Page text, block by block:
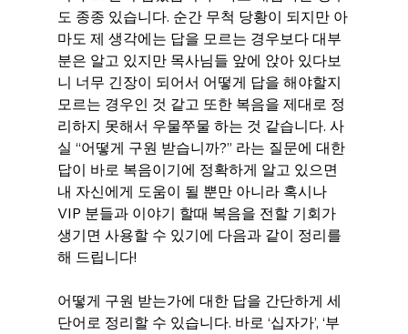
도 종종 있습니다. 순간 무척 당황이 되지만 아
마도 제 생각에는 답을 모르는 경우보다 대부
분은 알고 있지만 목사님들 앞에 앉아 있다보
니 너무 긴장이 되어서 어떻게 답을 해야할지
모르는 경우인 것 같고 또한 복음을 제대로 정
리하지 못해서 우물쭈물 하는 것 같습니다. 사
실 “어떻게 구원 받습니까?” 라는 질문에 대한
답이 바로 복음이기에 정확하게 알고 있으면
내 자신에게 도움이 될 뿐만 아니라 혹시나
VIP 분들과 이야기 할때 복음을 전할 기회가
생기면 사용할 수 있기에 다음과 같이 정리를
해 드립니다!
어떻게 구원 받는가에 대한 답을 간단하게 세
단어로 정리할 수 있습니다. 바로 ‘십자가’, ‘부